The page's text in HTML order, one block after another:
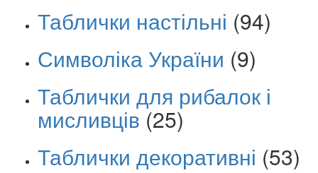
Таблички настільні (94)
Символіка України (9)
Таблички для рибалок і
мисливців (25)
Таблички декоративні (53)